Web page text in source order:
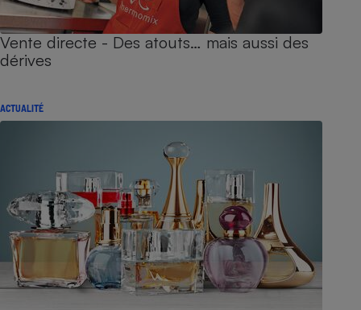
Vente directe - Des atouts… mais aussi des
dérives
ACTUALITÉ